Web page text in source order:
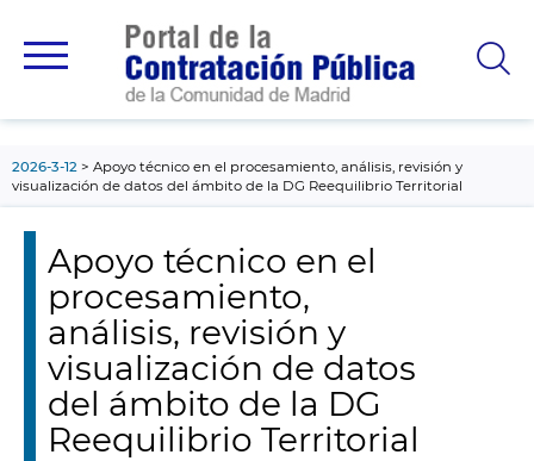
principal
2026-3-12
Apoyo técnico en el procesamiento, análisis, revisión y
visualización de datos del ámbito de la DG Reequilibrio Territorial
Apoyo técnico en el
procesamiento,
análisis, revisión y
visualización de datos
del ámbito de la DG
Reequilibrio Territorial